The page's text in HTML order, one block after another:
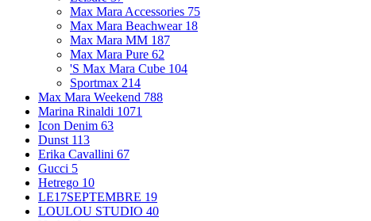
Max Mara Accessories 75
Max Mara Beachwear 18
Max Mara MM 187
Max Mara Pure 62
'S Max Mara Cube 104
Sportmax 214
Max Mara Weekend 788
Marina Rinaldi 1071
Icon Denim 63
Dunst 113
Erika Cavallini 67
Gucci 5
Hetrego 10
LE17SEPTEMBRE 19
LOULOU STUDIO 40